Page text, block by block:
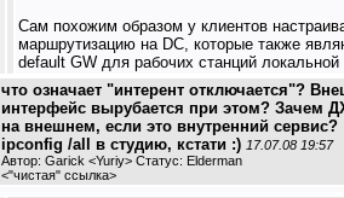
Сам похожим образом у клиентов
маршрутизацию на DC, которые также
default GW для рабочих станций локальной
что означает "интерент отключается"?
интерфейс вырубается при этом? Зачем
на внешнем, если это внутренний сервис?
ipconfig /all в студию, кстати :) 17.07.08 19:57
Автор: Garick <Yuriy> Статус: Elderman
<"чистая" ссылка>